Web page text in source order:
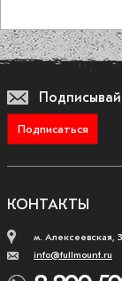
Подписаться
КОНТАКТЫ
м. Алексеевская,
info@fullmount.ru